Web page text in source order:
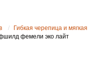
Гибкая черепица и мягкая
фемели эко лайт